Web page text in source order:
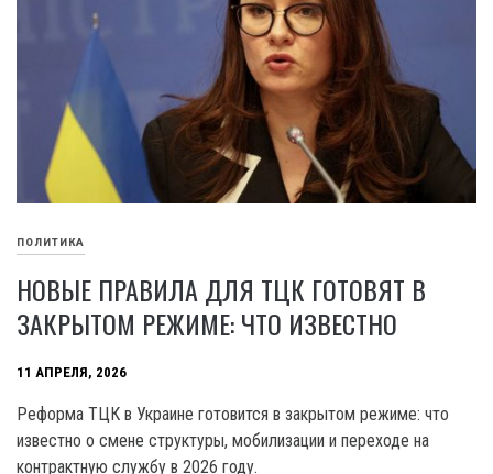
ПОЛИТИКА
НОВЫЕ ПРАВИЛА ДЛЯ ТЦК ГОТОВЯТ В
ЗАКРЫТОМ РЕЖИМЕ: ЧТО ИЗВЕСТНО
11 АПРЕЛЯ, 2026
Реформа ТЦК в Украине готовится в закрытом режиме: что
известно о смене структуры, мобилизации и переходе на
контрактную службу в 2026 году.